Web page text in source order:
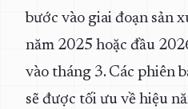
bước vào giai đoạn sản
năm 2025 hoặc đầu
vào tháng 3. Các phiên
sẽ được tối ưu về hiệu